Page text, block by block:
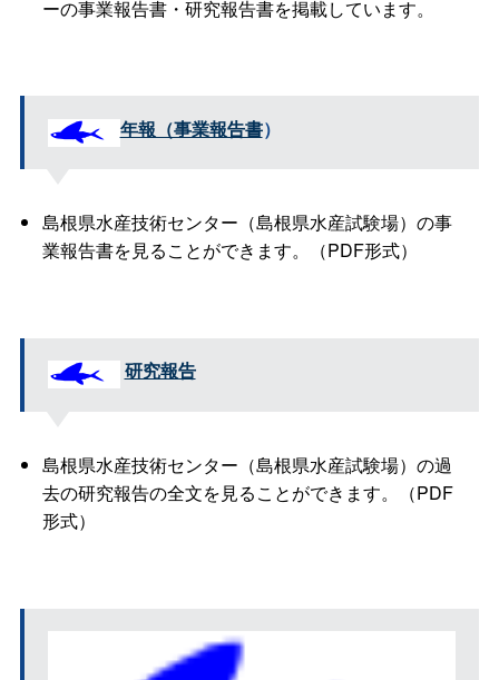
ーの事業報告書・研究報告書を掲載しています。
年報（事業報告書）
島根県水産技術センター（島根県水産試験場）の事
業報告書を見ることができます。（PDF形式）
研究報告
島根県水産技術センター（島根県水産試験場）の過
去の研究報告の全文を見ることができます。（PDF
形式）